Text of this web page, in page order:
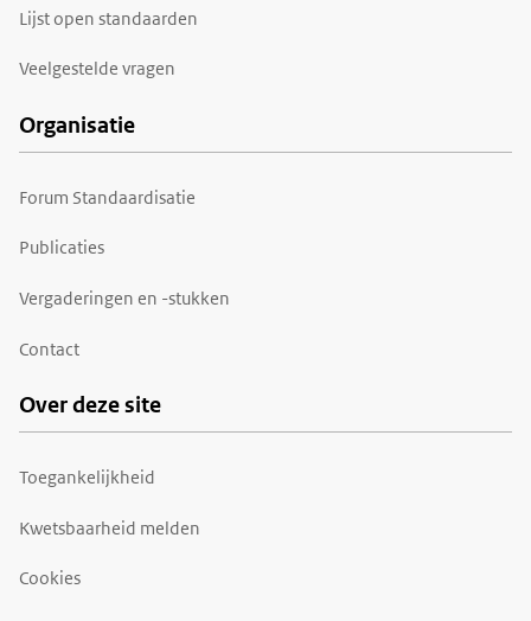
Lijst open standaarden
Veelgestelde vragen
Organisatie
Forum Standaardisatie
Publicaties
Vergaderingen en -stukken
Contact
Over deze site
Toegankelijkheid
Kwetsbaarheid melden
Cookies